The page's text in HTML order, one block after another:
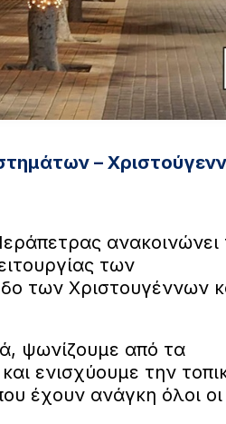
–
ανακοινώνει
των
των Χριστουγέννων
ψωνίζουμε από τα
ενισχύουμε την
έχουν ανάγκη όλοι οι